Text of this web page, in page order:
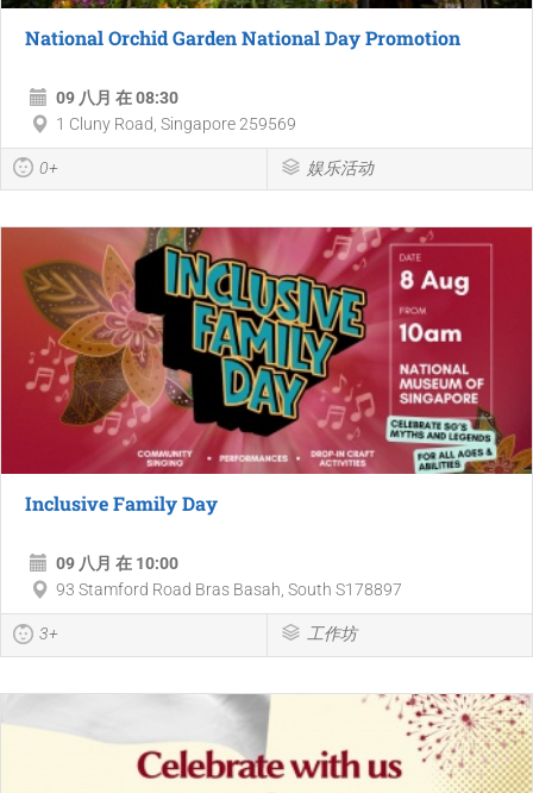
National Orchid Garden National Day Promotion
09 八月 在 08:30
1 Cluny Road, Singapore 259569
0+ 娱乐活动
Inclusive Family Day
09 八月 在 10:00
93 Stamford Road Bras Basah, South S178897
3+ 工作坊